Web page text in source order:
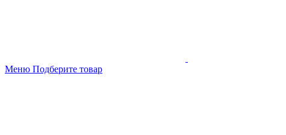
Меню Подберите товар